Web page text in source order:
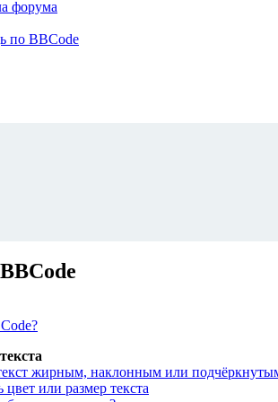
форума
по BBCode
жирным, наклонным или
или размер текста